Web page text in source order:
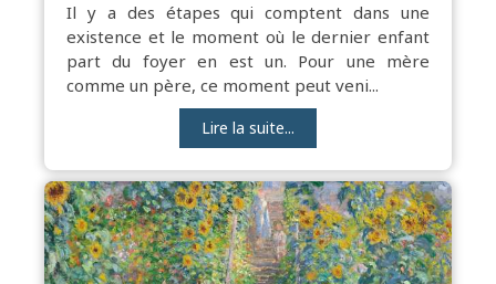
Il y a des étapes qui comptent dans une
existence et le moment où le dernier enfant
part du foyer en est un. Pour une mère
comme un père, ce moment peut veni...
Lire la suite...